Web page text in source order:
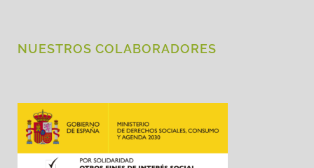
NUESTROS COLABORADORES